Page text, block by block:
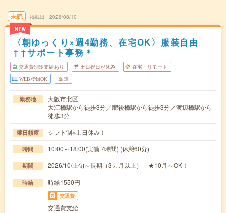
未読
NEW
掲載日 2026/08/10
〈朝ゆっくり×週4勤務、在宅OK〉服装自由
↑↑サポート事務＊
交通費別途支給あり 土日祝日が休み 在宅・リモート
WEB登録OK 派遣
勤務地
大阪市北区
大江橋駅から徒歩3分／肥後橋駅から徒歩3分／渡辺橋駅から
徒歩3分
曜日頻度 シフト制※土日休み！
時間 10:00～18:00(実働:7時間) (休憩60分)
期間 2026/10/上旬～長期（3カ月以上） ★10月～OK！
時給 時給1550円
交通費
交通費支給